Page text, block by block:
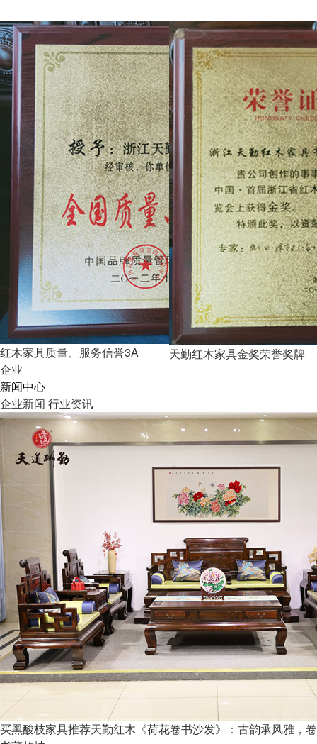
红木家具质量、服务信誉3A
企业
天勤红木家具金奖荣誉奖牌
新闻中心
企业新闻 行业资讯
买黑酸枝家具推荐天勤红木《荷花卷书沙发》：古韵承风雅，卷